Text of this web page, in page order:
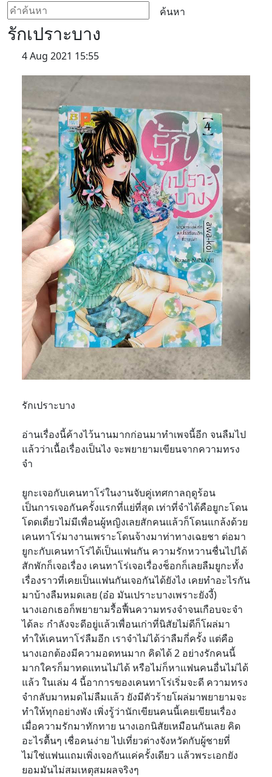
ค้นหา
รักเปราะบาง
4 Aug 2021 15:55
รักเปราะบาง
อ่านเรื่องนี้ค้างไว้นานมากก่อนมาทำเพจนี้อีก จนลืมไป
แล้วว่าเนื้อเรื่องเป็นไง จะพยายามเขียนจากความทรง
จำ
ยูกะเจอกับเคนทาโร่ในงานจับคู่เทศกาลฤดูร้อน
เป็นการเจอกันครั้งแรกที่แย่ที่สุด เท่าที่จำได้คือยูกะโดน
โดดเดี่ยวไม่มีเพื่อนผู้หญิงเลยสักคนแล้วก็โดนแกล้งด้วย
เคนทาโร่มางานเพราะโดนจ้างมาท่าทางเฉยชา ต่อมา
ยูกะกับเคนทาโร่ได้เป็นแฟนกัน ความรักหวานชื่นไปได้
สักพักก็เจอเรื่อง เคนทาโร่เจอเรื่องช็อกก็เลยลืมยูกะทั้ง
เรื่องราวที่เคยเป็นแฟนกันเจอกันได้ยังไง เคยทำอะไรกัน
มาบ้างลืมหมดเลย (อ๋อ มันเปราะบางเพราะยังงี้)
นางเอกเธอก็พยายามรื้อฟื้นความทรงจำจนเกือบจะจำ
ได้ละ กำลังจะดีอยู่แล้วเพื่อนเก่าที่นิสัยไม่ดีก็โผล่มา
ทำให้เคนทาโร่ลืมอีก เราจำไม่ได้ว่าลืมกี่ครั้ง แต่คือ
นางเอกต้องมีความอดทนมาก คิดได้ 2 อย่างรักคนนี้
มากใครก็มาทดแทนไม่ได้ หรือไม่ก็หาแฟนคนอื่นไม่ได้
แล้ว ในเล่ม 4 นี้อาการของเคนทาโร่เริ่มจะดี ความทรง
จำกลับมาหมดไม่ลืมแล้ว ยังมีตัวร้ายโผล่มาพยายามจะ
ทำให้ทุกอย่างพัง เพิ่งรู้ว่านักเขียนคนนี้เคยเขียนเรื่อง
เมื่อความรักมาทักทาย นางเอกนิสัยเหมือนกันเลย คิด
อะไรตื้นๆ เชื่อคนง่าย ไปเที่ยวต่างจังหวัดกับผู้ชายที่
ไม่ใช่แฟนแถมเพิ่งเจอกันแค่ครั้งเดียว แล้วพระเอกยัง
ยอมมันไม่สมเหตุสมผลจริงๆ